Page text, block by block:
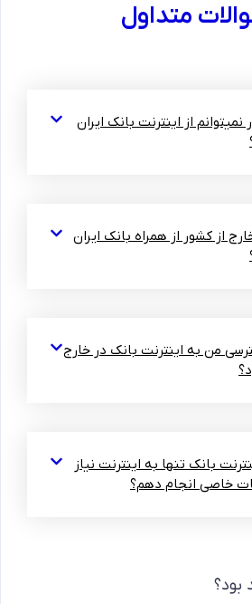
متداول
از اینترنت بانک ایران
از کشور از همراه بانک ایران
من به اینترنت بانک در خارج
بانک تنها به اینترنت نیاز
خاصی انجام دهم؟